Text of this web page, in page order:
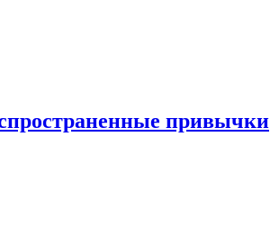
привычки